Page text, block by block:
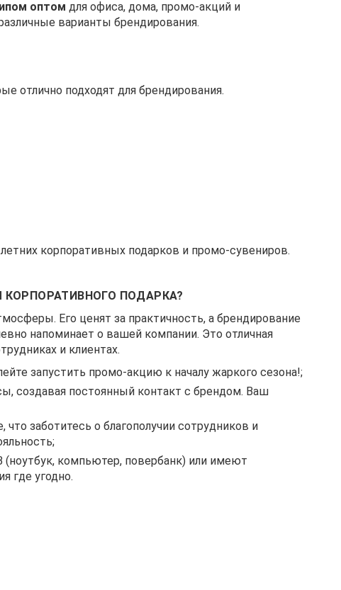
оптом для офиса, дома, промо-акций и
варианты брендирования.
отлично подходят для брендирования.
корпоративных подарков и промо-сувениров.
ПОДАРКА?
Его ценят за практичность, а брендирование
напоминает о вашей компании. Это отличная
и клиентах.
запустить промо-акцию к началу жаркого сезона!;
создавая постоянный контакт с брендом. Ваш
заботитесь о благополучии сотрудников и
компьютер, повербанк) или имеют
где угодно.